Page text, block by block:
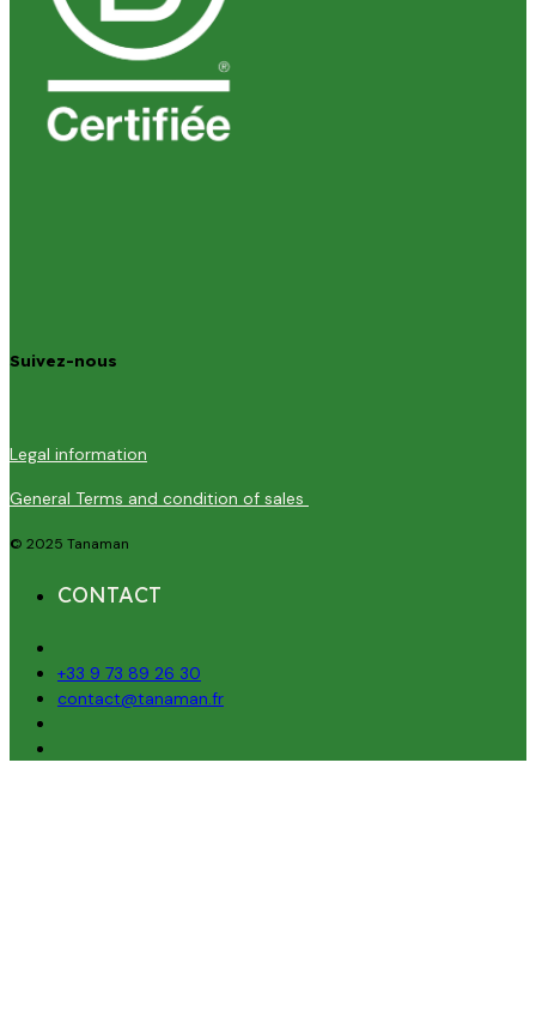
Suivez-nous
Legal information
General Terms and condition of sales
© 2025 Tanaman
CONTACT
+33 9 73 89 26 30
contact@tanaman.fr